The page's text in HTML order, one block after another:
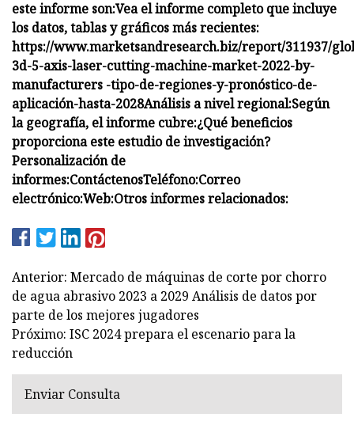
este informe son:Vea el informe completo que incluye
los datos, tablas y gráficos más recientes:
https://www.marketsandresearch.biz/report/311937/
3d-5-axis-laser-cutting-machine-market-2022-by-
manufacturers -tipo-de-regiones-y-pronóstico-de-
aplicación-hasta-2028Análisis a nivel regional:Según
la geografía, el informe cubre:¿Qué beneficios
proporciona este estudio de investigación?
Personalización de
informes:ContáctenosTeléfono:Correo
electrónico:Web:Otros informes relacionados:
Anterior: Mercado de máquinas de corte por chorro
de agua abrasivo 2023 a 2029 Análisis de datos por
parte de los mejores jugadores
Próximo: ISC 2024 prepara el escenario para la
reducción
Enviar Consulta